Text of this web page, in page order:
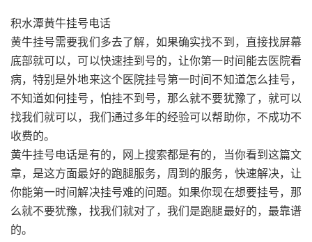
积水潭黄牛挂号电话
黄牛挂号需要我们多去了解，如果确实找不到，直接找屏幕
底部就可以，可以快速挂到号的，让你第一时间能去医院看
病，特别是外地来这个医院挂号第一时间不知道怎么挂号，
不知道如何挂号，怕挂不到号，那么就不要犹豫了，就可以
找我们就可以，我们通过多年的经验可以帮助你，不成功不
收费的。
黄牛挂号电话是有的，网上搜索都是有的，当你看到这篇文
章，是这方面最好的跑腿服务，周到的服务，快速解决，让
你能第一时间解决挂号难的问题。如果你现在想要挂号，那
么就不要犹豫，找我们就对了，我们是跑腿最好的，最靠谱
的。